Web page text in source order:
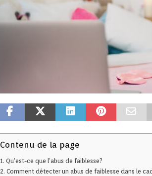
Contenu de la page
Qu’est-ce que l’abus de faiblesse?
Comment détecter un abus de faiblesse dans le